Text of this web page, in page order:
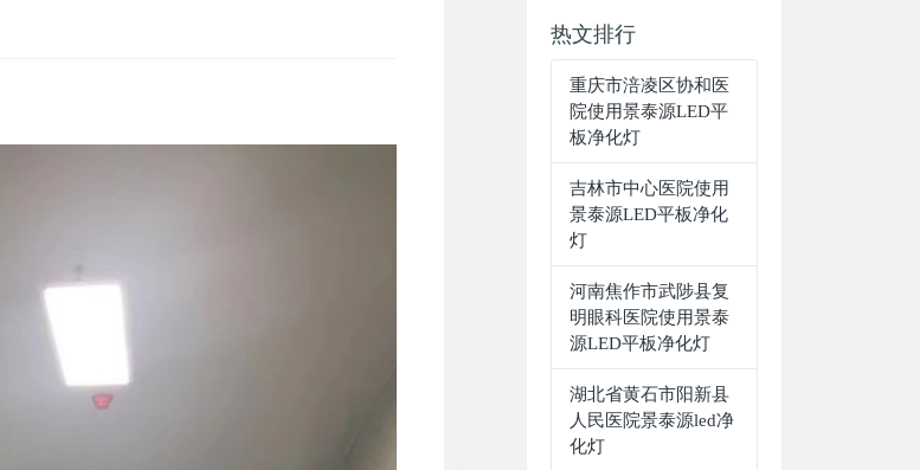
热文排行
重庆市涪凌区协和医
院使用景泰源LED平
板净化灯
吉林市中心医院使用
景泰源LED平板净化
灯
河南焦作市武陟县复
明眼科医院使用景泰
源LED平板净化灯
湖北省黄石市阳新县
人民医院景泰源led净
化灯